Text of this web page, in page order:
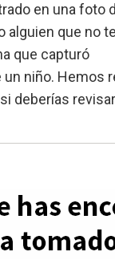
en una foto
que no
que capturó
niño. Hemos
deberías